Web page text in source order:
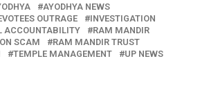
AYODHYA NEWS
OUTRAGE
INVESTIGATION
ACCOUNTABILITY
RAM MANDIR
SCAM
RAM MANDIR TRUST
TEMPLE MANAGEMENT
UP NEWS